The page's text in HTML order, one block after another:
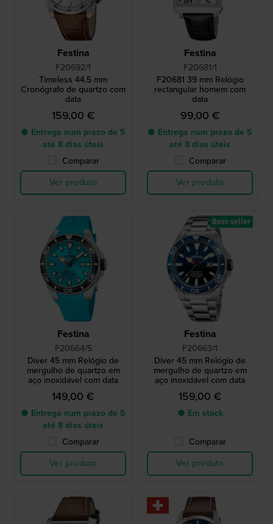
Festina
F20692/1
Timeless 44.5 mm
Cronógrafo de quartzo com
data
159,00 €
● Entrega num prazo de 5
até 8 dias úteis
Comparar
Ver produto
Festina
F20681/1
F20681 39 mm Relógio
rectangular homem com
data
99,00 €
● Entrega num prazo de 5
até 8 dias úteis
Comparar
Ver produto
Festina
F20664/5
Diver 45 mm Relógio de
mergulho de quartzo em
aço inoxidável com data
149,00 €
● Entrega num prazo de 5
até 8 dias úteis
Comparar
Ver produto
Festina
F20663/1
Diver 45 mm Relógio de
mergulho de quartzo em
aço inoxidável com data
159,00 €
● Em stock
Comparar
Ver produto
Best-seller